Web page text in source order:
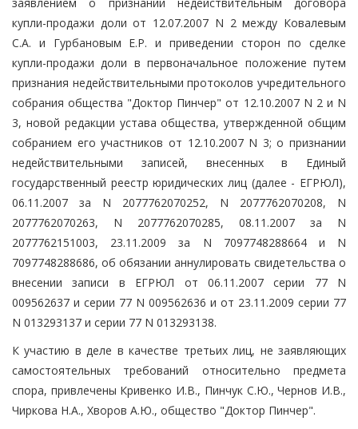
купли-продажи доли от 12.07.2007 N 2 между Ковалевым
С.А. и Гурбановым Е.Р. и приведении сторон по сделке
купли-продажи доли в первоначальное положение путем
признания недействительными протоколов учредительного
собрания общества "Доктор Пинчер" от 12.10.2007 N 2 и N
3, новой редакции устава общества, утвержденной общим
собранием его участников от 12.10.2007 N 3; о признании
недействительными записей, внесенных в Единый
государственный реестр юридических лиц (далее - ЕГРЮЛ),
06.11.2007 за N 2077762070252, N 2077762070208, N
2077762070263, N 2077762070285, 08.11.2007 за N
2077762151003, 23.11.2009 за N 7097748288664 и N
7097748288686, об обязании аннулировать свидетельства о
внесении записи в ЕГРЮЛ от 06.11.2007 серии 77 N
009562637 и серии 77 N 009562636 и от 23.11.2009 серии 77
N 013293137 и серии 77 N 013293138.
К участию в деле в качестве третьих лиц, не заявляющих
самостоятельных требований относительно предмета
спора, привлечены Кривенко И.В., Пинчук С.Ю., Чернов И.В.,
Чиркова Н.А., Хворов А.Ю., общество "Доктор Пинчер".